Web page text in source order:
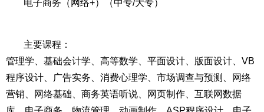
电子商务（网络+）（中专/大专）
主要课程：
管理学、基础会计学、高等数学、平面设计、版面设计、VB
程序设计、广告实务、消费心理学、市场调查与预测、网络
营销、网络基础、商务英语听说、网页制作、互联网数据